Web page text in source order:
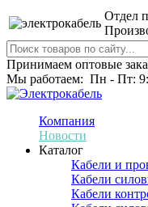
Отдел
Принимаем оптовые
Мы работаем: Пн - Пт:
Компания
Новости
Каталог
Кабели и
Кабели
Кабели